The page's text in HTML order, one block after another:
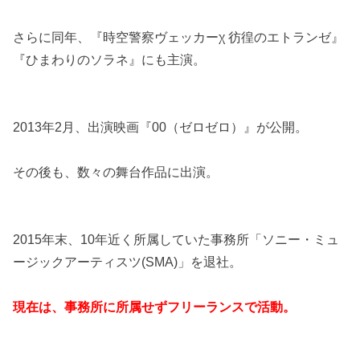
さらに同年、『時空警察ヴェッカーχ 彷徨のエトランゼ』
『ひまわりのソラネ』にも主演。
2013年2月、出演映画『00（ゼロゼロ）』が公開。
その後も、数々の舞台作品に出演。
2015年末、10年近く所属していた事務所「ソニー・ミュ
ージックアーティスツ(SMA)」を退社。
現在は、事務所に所属せずフリーランスで活動。